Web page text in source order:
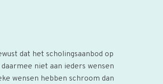
dat het scholingsaanbod op
niet aan ieders wensen
wensen hebben schroom dan